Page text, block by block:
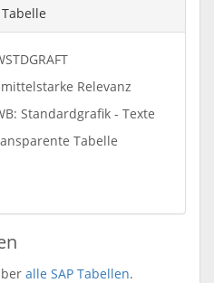
mittelstarke Relevanz
Standardgrafik - Texte
Tabelle
alle SAP Tabellen.